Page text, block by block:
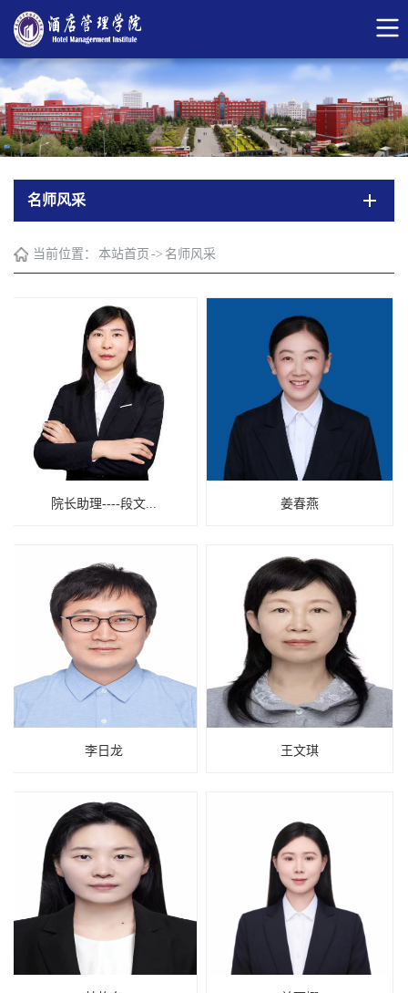
名师风采
当前位置： 本站首页 -> 名师风采
院长助理----段文... 姜春燕
李日龙 王文琪